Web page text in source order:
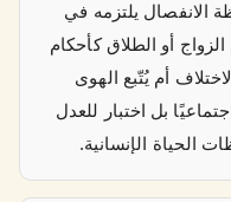
الانفصال يلتزمه في
أو الطلاق كأحكام
أم يُتّبع الهوى
بل اختبار للعدل
الإنسانية.